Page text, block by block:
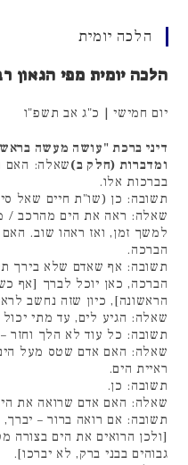
הלכה יומית
הלכה יומית מפי הגאון
יום חמישי | כ"ג אב תשפ"ו
דיני ברכת "עושה מעשה
ומדברות (חלק ב)שאלה: האם
בברכות אלו.
תשובה: כן (שו"ת חיים שאל
שאלה: ראה את הים מהרכב /
למשך זמן, ואז ראהו שוב.
הברכה.
תשובה: אף שאדם שלא בירך
הברכה, כאן יוכל לברך [אף
הראשונה], כיון שזה נחשב
שאלה: הגיע לים, עד מתי
תשובה: כל עוד לא הלך וחזר
שאלה: האם אדם שטס מעל
ראיית הים.
תשובה: כן.
שאלה: האם אדם שרואה את
תשובה: אם רואה ברור –
[ולכן הרואים את הים בצורה
גבוהים בבני ברק, לא יברכו].